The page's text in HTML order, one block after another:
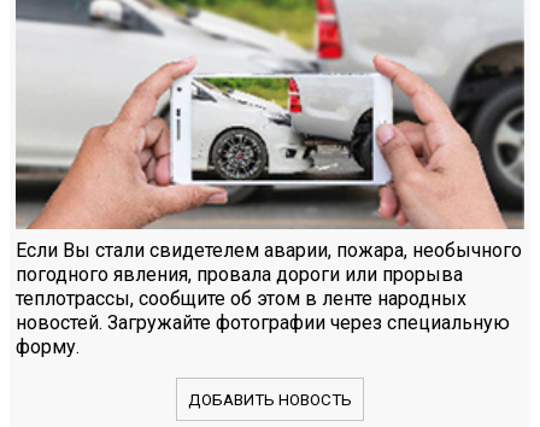
Если Вы стали свидетелем аварии, пожара, необычного
погодного явления, провала дороги или прорыва
теплотрассы, сообщите об этом в ленте народных
новостей. Загружайте фотографии через специальную
форму.
ДОБАВИТЬ НОВОСТЬ